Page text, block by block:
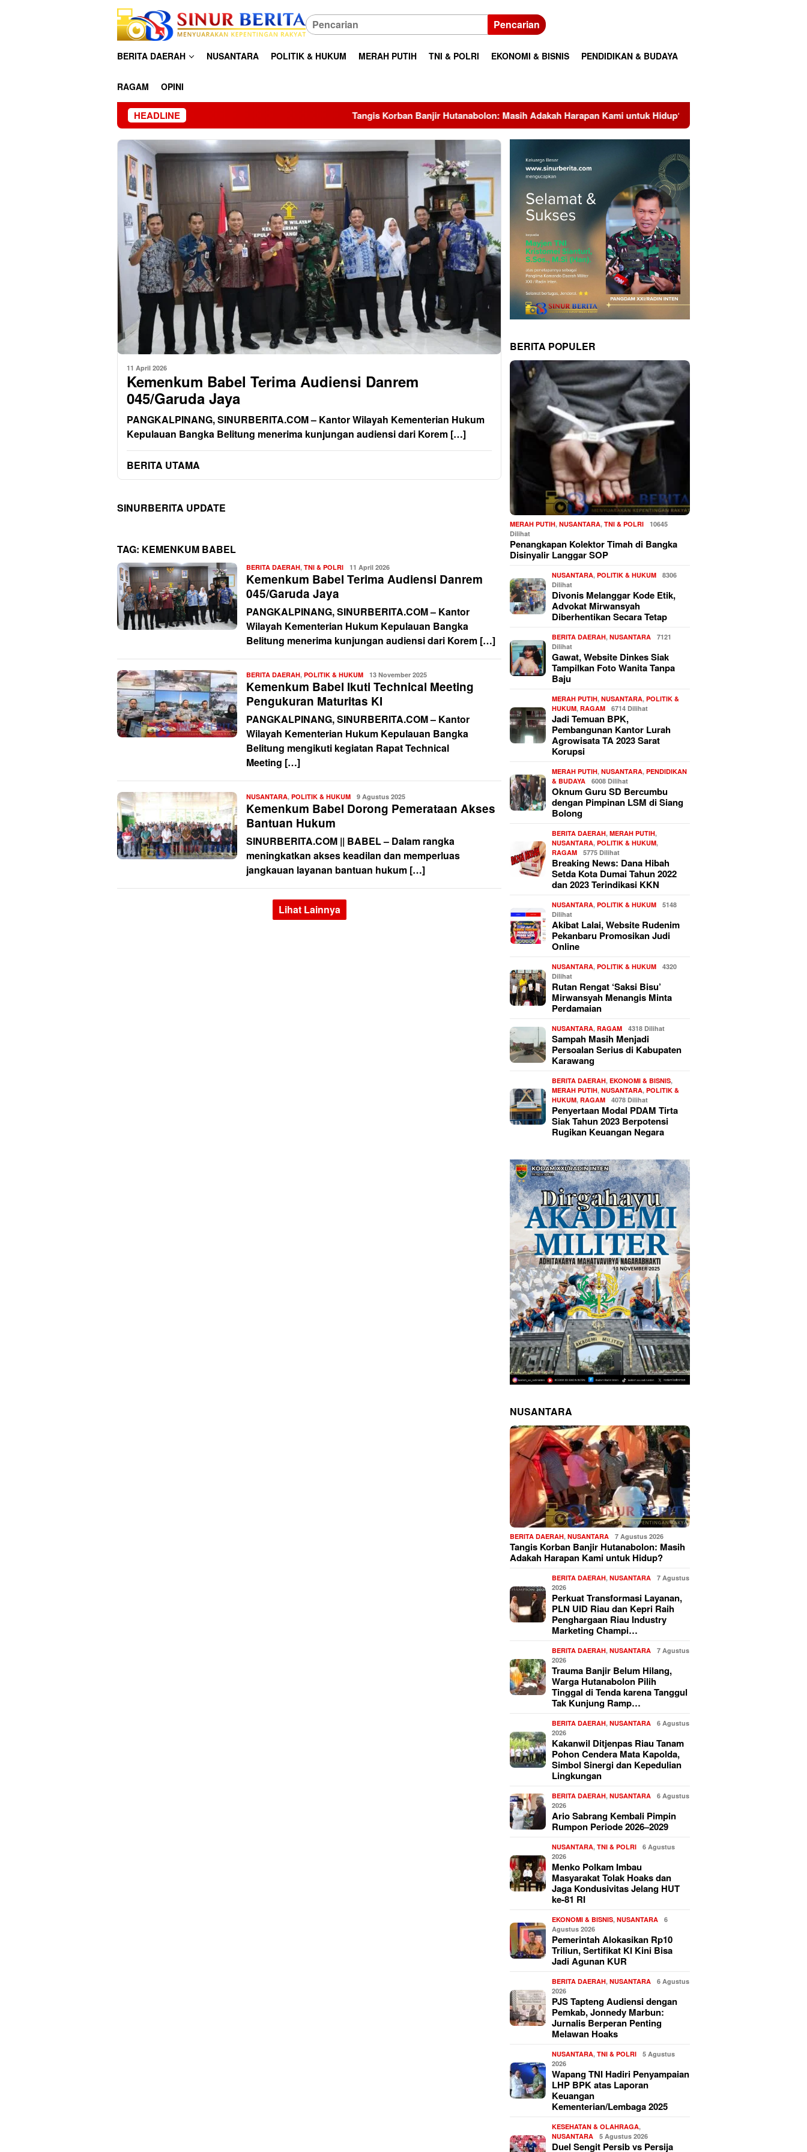
Pencarian
BERITA DAERAH NUSANTARA POLITIK & HUKUM MERAH PUTIH TNI & POLRI EKONOMI & BISNIS PENDIDIKAN & BUDAYA
RAGAM OPINI
HEADLINE Tangis Korban Banjir Hutanabolon: Masih Adakah Harapan Kami untuk Hidup? Perkuat Transformasi Layanan, PLN UID
11 April 2026
Kemenkum Babel Terima Audiensi Danrem
045/Garuda Jaya
PANGKALPINANG, SINURBERITA.COM – Kantor Wilayah Kementerian Hukum
Kepulauan Bangka Belitung menerima kunjungan audiensi dari Korem […]
BERITA UTAMA
SINURBERITA UPDATE
TAG: KEMENKUM BABEL
BERITA DAERAH, TNI & POLRI Redaksi
11 April 2026
Kemenkum Babel Terima Audiensi Danrem
045/Garuda Jaya
PANGKALPINANG, SINURBERITA.COM – Kantor
Wilayah Kementerian Hukum Kepulauan Bangka
Belitung menerima kunjungan audiensi dari Korem […]
BERITA DAERAH, POLITIK & HUKUM Redaksi
13 November 2025
Kemenkum Babel Ikuti Technical Meeting
Pengukuran Maturitas KI
PANGKALPINANG, SINURBERITA.COM – Kantor
Wilayah Kementerian Hukum Kepulauan Bangka
Belitung mengikuti kegiatan Rapat Technical
Meeting […]
NUSANTARA, POLITIK & HUKUM Redaksi
9 Agustus 2025
Kemenkum Babel Dorong Pemerataan Akses
Bantuan Hukum
SINURBERITA.COM || BABEL – Dalam rangka
meningkatkan akses keadilan dan memperluas
jangkauan layanan bantuan hukum […]
Lihat Lainnya
BERITA POPULER
MERAH PUTIH,NUSANTARA,TNI & POLRI
10645
Dilihat
Penangkapan Kolektor Timah di Bangka
Disinyalir Langgar SOP
NUSANTARA,POLITIK & HUKUM
8306
Dilihat
Divonis Melanggar Kode Etik,
Advokat Mirwansyah
Diberhentikan Secara Tetap
BERITA DAERAH,NUSANTARA
7121
Dilihat
Gawat, Website Dinkes Siak
Tampilkan Foto Wanita Tanpa
Baju
MERAH PUTIH,NUSANTARA,POLITIK &
HUKUM,RAGAM 6714 Dilihat
Jadi Temuan BPK,
Pembangunan Kantor Lurah
Agrowisata TA 2023 Sarat
Korupsi
MERAH PUTIH,NUSANTARA,PENDIDIKAN
& BUDAYA
6008 Dilihat
Oknum Guru SD Bercumbu
dengan Pimpinan LSM di Siang
Bolong
BERITA DAERAH,MERAH PUTIH,
NUSANTARA,POLITIK & HUKUM,
RAGAM
5775 Dilihat
Breaking News: Dana Hibah
Setda Kota Dumai Tahun 2022
dan 2023 Terindikasi KKN
NUSANTARA,POLITIK & HUKUM
5148
Dilihat
Akibat Lalai, Website Rudenim
Pekanbaru Promosikan Judi
Online
NUSANTARA,POLITIK & HUKUM
4320
Dilihat
Rutan Rengat ‘Saksi Bisu’
Mirwansyah Menangis Minta
Perdamaian
NUSANTARA,RAGAM 4318 Dilihat
Sampah Masih Menjadi
Persoalan Serius di Kabupaten
Karawang
BERITA DAERAH,EKONOMI & BISNIS,
MERAH PUTIH,NUSANTARA,POLITIK &
HUKUM,RAGAM 4078 Dilihat
Penyertaan Modal PDAM Tirta
Siak Tahun 2023 Berpotensi
Rugikan Keuangan Negara
NUSANTARA
BERITA DAERAH,NUSANTARA 7 Agustus 2026
Tangis Korban Banjir Hutanabolon: Masih
Adakah Harapan Kami untuk Hidup?
BERITA DAERAH,NUSANTARA
7 Agustus
2026
Perkuat Transformasi Layanan,
PLN UID Riau dan Kepri Raih
Penghargaan Riau Industry
Marketing Champi…
BERITA DAERAH,NUSANTARA
7 Agustus
2026
Trauma Banjir Belum Hilang,
Warga Hutanabolon Pilih
Tinggal di Tenda karena Tanggul
Tak Kunjung Ramp…
BERITA DAERAH,NUSANTARA
6 Agustus
2026
Kakanwil Ditjenpas Riau Tanam
Pohon Cendera Mata Kapolda,
Simbol Sinergi dan Kepedulian
Lingkungan
BERITA DAERAH,NUSANTARA
6 Agustus
2026
Ario Sabrang Kembali Pimpin
Rumpon Periode 2026–2029
NUSANTARA,TNI & POLRI
6 Agustus
2026
Menko Polkam Imbau
Masyarakat Tolak Hoaks dan
Jaga Kondusivitas Jelang HUT
ke-81 RI
EKONOMI & BISNIS,NUSANTARA
6
Agustus 2026
Pemerintah Alokasikan Rp10
Triliun, Sertifikat KI Kini Bisa
Jadi Agunan KUR
BERITA DAERAH,NUSANTARA
6 Agustus
2026
PJS Tapteng Audiensi dengan
Pemkab, Jonnedy Marbun:
Jurnalis Berperan Penting
Melawan Hoaks
NUSANTARA,TNI & POLRI
5 Agustus
2026
Wapang TNI Hadiri Penyampaian
LHP BPK atas Laporan
Keuangan
Kementerian/Lembaga 2025
KESEHATAN & OLAHRAGA,
NUSANTARA
5 Agustus 2026
Duel Sengit Persib vs Persija